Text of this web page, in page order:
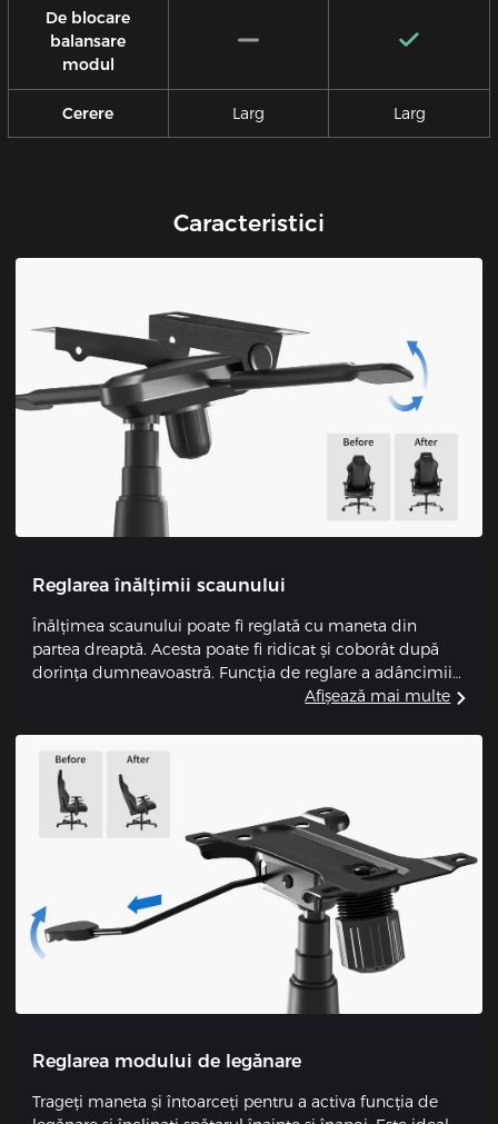
De blocare
balansare
modul
Cerere Larg Larg
Caracteristici
Reglarea înălțimii scaunului
Înălțimea scaunului poate fi reglată cu maneta din
partea dreaptă. Acesta poate fi ridicat și coborât după
dorința dumneavoastră. Funcția de reglare a adâncimii
scaunului îl face potrivit pentru utilizatorii cu înălțimi
Afișează mai multe
Reglarea modului de legănare
Trageți maneta și întoarceți pentru a activa funcția de